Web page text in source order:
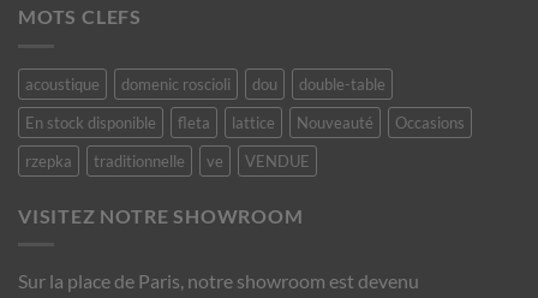
MOTS CLEFS
acoustique domenic roscioli dou
double-table
En stock disponible
fleta lattice Nouveauté
Occasions
rzepka
traditionnelle ve VENDUE
VISITEZ NOTRE SHOWROOM
Sur la place de Paris, notre showroom est devenu